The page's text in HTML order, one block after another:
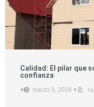
Calidad: El pilar que
confianza
• marzo 5, 2026 •